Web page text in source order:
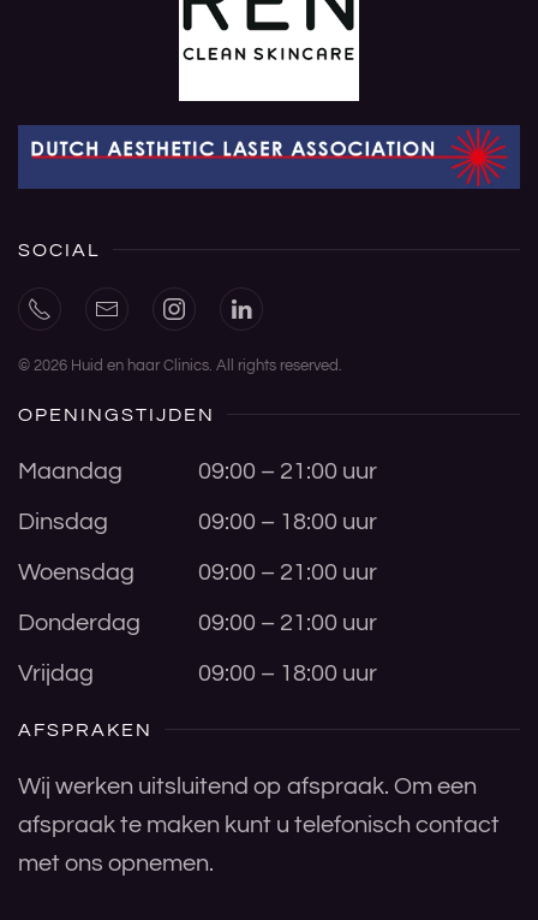
SOCIAL
© 2026 Huid en haar Clinics. All rights reserved.
OPENINGSTIJDEN
Maandag 09:00 – 21:00 uur
Dinsdag 09:00 – 18:00 uur
Woensdag 09:00 – 21:00 uur
Donderdag 09:00 – 21:00 uur
Vrijdag 09:00 – 18:00 uur
AFSPRAKEN
Wij werken uitsluitend op afspraak. Om een
afspraak te maken kunt u telefonisch contact
met ons opnemen.